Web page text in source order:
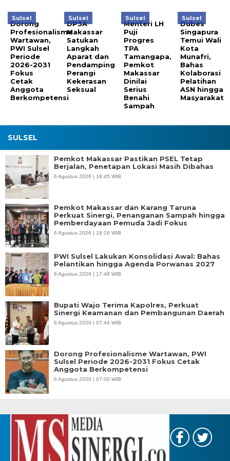
Sulsel
Dorong
Profesionalisme
Wartawan,
PWI Sulsel
Periode
2026-2031
Fokus
Cetak
Anggota
Berkompetensi
Sulsel
DP3A
Makassar
Satukan
Langkah
Aparat dan
Pendamping
Perangi
Kekerasan
Seksual
Sulsel
Menteri LH
Puji
Progres
TPA
Tamangapa,
Pemkot
Makassar
Dinilai
Serius
Benahi
Sampah
Sulsel
Dubes
Singapura
Temui Wali
Kota
Munafri,
Bahas
Kolaborasi
Pelatihan
ASN hingga
Masyarakat
SULSEL
Pemkot Makassar Pastikan PSEL Tetap
Berjalan, Penetapan Lokasi Masih Dibahas
6 Agustus 2026 | 18:45 WIB
Pemkot Makassar dan Karang Taruna
Perkuat Sinergi, Penanganan Sampah hingga
Pemberdayaan Pemuda Jadi Fokus
6 Agustus 2026 | 18:16 WIB
PWI Sulsel Lakukan Konsolidasi Awal: Bahas
Pelantikan hingga Agenda Porwanas 2027
6 Agustus 2026 | 17:48 WIB
Bupati Wajo Terima Kapolres, Perkuat
Sinergi Keamanan dan Pembangunan Daerah
6 Agustus 2026 | 07:44 WIB
Dorong Profesionalisme Wartawan, PWI
Sulsel Periode 2026-2031 Fokus Cetak
Anggota Berkompetensi
6 Agustus 2026 | 07:00 WIB